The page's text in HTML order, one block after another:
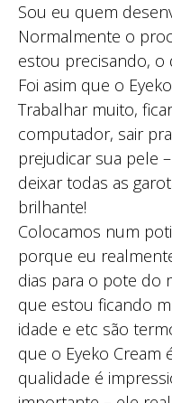
Sou eu quem
Normalmente o
estou precisando, o
Foi asim que o
Trabalhar muito,
computador, sair
prejudicar sua pele
deixar todas as
brilhante!
Colocamos num
porque eu
dias para o pote do
que estou ficando
idade e etc são
que o Eyeko Cream
qualidade é